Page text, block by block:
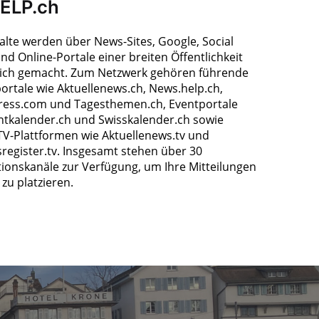
werden über News-Sites, Google, Social
Online-Portale einer breiten Öffentlichkeit
gemacht. Zum Netzwerk gehören führende
wie Aktuellenews.ch, News.help.ch,
und Tagesthemen.ch, Eventportale
und Swisskalender.ch sowie
Plattformen wie Aktuellenews.tv und
Insgesamt stehen über 30
zur Verfügung, um Ihre Mitteilungen
platzieren.